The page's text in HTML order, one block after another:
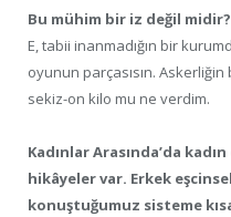
Bu mühim bir iz değil midir?
E, tabii inanmadığın bir
oyunun parçasısın.
sekiz-on kilo mu ne verdim.
Kadınlar Arasında’da
hikâyeler var. Erkek
konuştuğumuz sisteme